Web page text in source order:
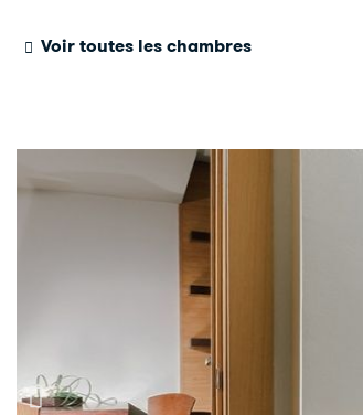
Voir toutes les chambres